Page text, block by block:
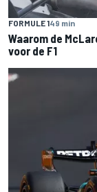
FORMULE 149 min
Waarom de
voor de F1